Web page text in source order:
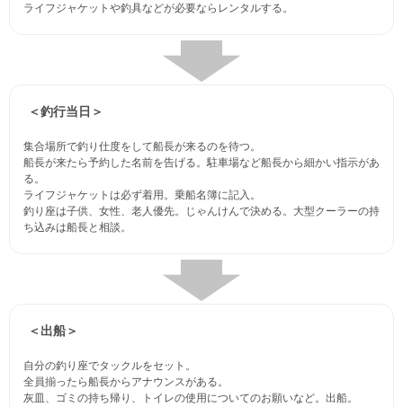
ライフジャケットや釣具などが必要ならレンタルする。
＜釣行当日＞
集合場所で釣り仕度をして船長が来るのを待つ。
船長が来たら予約した名前を告げる。駐車場など船長から細かい指示があ
る。
ライフジャケットは必ず着用。乗船名簿に記入。
釣り座は子供、女性、老人優先。じゃんけんで決める。大型クーラーの持
ち込みは船長と相談。
＜出船＞
自分の釣り座でタックルをセット。
全員揃ったら船長からアナウンスがある。
灰皿、ゴミの持ち帰り、トイレの使用についてのお願いなど。出船。